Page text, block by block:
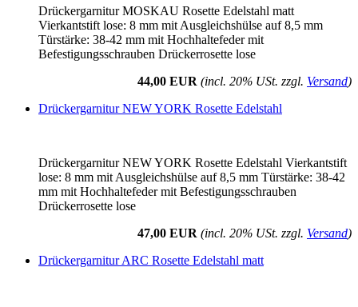
Drückergarnitur MOSKAU Rosette Edelstahl matt
Vierkantstift lose: 8 mm mit Ausgleichshülse auf 8,5 mm
Türstärke: 38-42 mm mit Hochhaltefeder mit
Befestigungsschrauben Drückerrosette lose
44,00 EUR (incl. 20% USt. zzgl. Versand)
Drückergarnitur NEW YORK Rosette Edelstahl
Drückergarnitur NEW YORK Rosette Edelstahl Vierkantstift
lose: 8 mm mit Ausgleichshülse auf 8,5 mm Türstärke: 38-42
mm mit Hochhaltefeder mit Befestigungsschrauben
Drückerrosette lose
47,00 EUR (incl. 20% USt. zzgl. Versand)
Drückergarnitur ARC Rosette Edelstahl matt